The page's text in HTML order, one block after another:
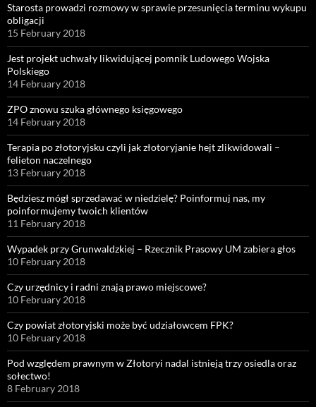
Starosta prowadzi rozmowy w sprawie przesunięcia terminu wykupu
obligacji
15 February 2018
Jest projekt uchwały likwidującej pomnik Ludowego Wojska
Polskiego
14 February 2018
ZPO znowu szuka głównego księgowego
14 February 2018
Terapia po złotoryjsku czyli jak złotoryjanie hejt zlikwidowali –
felieton naczelnego
13 February 2018
Będziesz mógł sprzedawać w niedzielę? Poinformuj nas, my
poinformujemy twoich klientów
11 February 2018
Wypadek przy Grunwaldzkiej – Rzecznik Prasowy UM zabiera głos
10 February 2018
Czy urzędnicy i radni znają prawo miejscowe?
10 February 2018
Czy powiat złotoryjski może być udziałowcem FPK?
10 February 2018
Pod względem prawnym w Złotoryi nadal istnieją trzy osiedla oraz
sołectwo!
8 February 2018